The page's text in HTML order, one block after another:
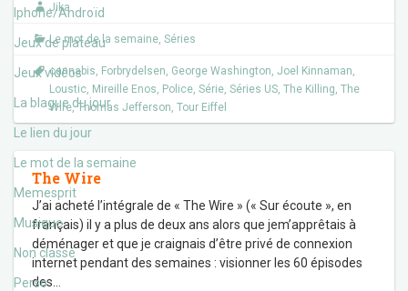
Iphone/Androïd
Jeux de plateau
Jeux vidéos
La blague du jour
Le lien du jour
Le mot de la semaine
Memesprit
Musique
Non classé
Perso
o
r
Jika
Le mot de la semaine, Séries
cannabis, Forbrydelsen, George Washington, Joel Kinnaman,
Loustic, Mireille Enos, Police, Série, Séries US, The Killing, The
Wire,Thomas Jefferson, Tour Eiffel
The Wire
J’ai acheté l’intégrale de « The Wire » (« Sur écoute », en
français) il y a plus de deux ans alors que jem’apprêtais à
déménager et que je craignais d’être privé de connexion
internet pendant des semaines : visionner les 60 épisodes
des